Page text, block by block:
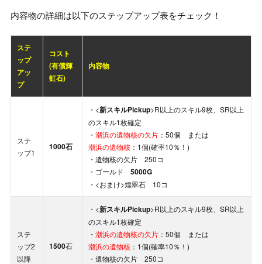
内容物の詳細は以下のステップアップ表をチェック！
ステ
ップ
アッ
プ
コスト
(有償輝
虹石)
内容物
ステ
ップ1
1000石
・<新スキルPickup>R以上のスキル9枚、SR以上
のスキル1枚確定
・ 潮浜の遺物核の欠片：50個 または
潮浜の遺物核：1個(確率10％！)
・遺物核の欠片 250コ
・ゴールド 5000G
・<おまけ>煌翠石 10コ
ステ
ップ2
以降
1500石
・<新スキルPickup>R以上のスキル9枚、SR以上
のスキル1枚確定
・ 潮浜の遺物核の欠片：50個 または
潮浜の遺物核：1個(確率10％！)
・遺物核の欠片 250コ